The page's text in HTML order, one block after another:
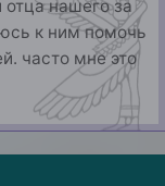
нашего за
к ним помочь
часто мне это